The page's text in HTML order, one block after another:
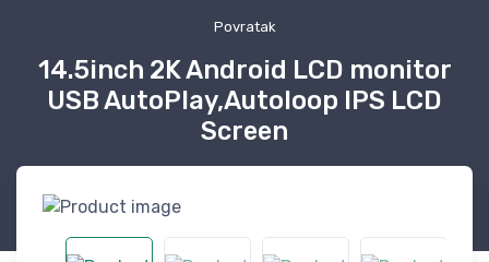
Povratak
14.5inch 2K Android LCD monitor
USB AutoPlay,Autoloop IPS LCD
Screen